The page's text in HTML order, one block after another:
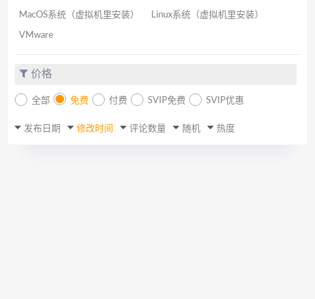
MacOS系统（虚拟机里安装） Linux系统（虚拟机里安装）
VMware
价格
全部 免费 付费 SVIP免费 SVIP优惠
发布日期 修改时间 评论数量 随机 热度